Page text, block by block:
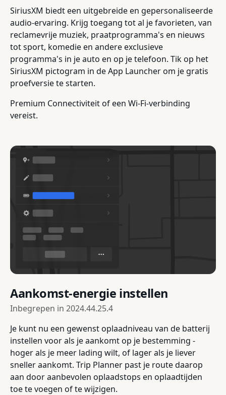
SiriusXM biedt een uitgebreide en gepersonaliseerde
audio-ervaring. Krijg toegang tot al je favorieten, van
reclamevrije muziek, praatprogramma's en nieuws
tot sport, komedie en andere exclusieve
programma's in je auto en op je telefoon. Tik op het
SiriusXM pictogram in de App Launcher om je gratis
proefversie te starten.
Premium Connectiviteit of een Wi-Fi-verbinding
vereist.
Aankomst-energie instellen
Inbegrepen in 2024.44.25.4
Je kunt nu een gewenst oplaadniveau van de batterij
instellen voor als je aankomt op je bestemming -
hoger als je meer lading wilt, of lager als je liever
sneller aankomt. Trip Planner past je route daarop
aan door aanbevolen oplaadstops en oplaadtijden
toe te voegen of te wijzigen.